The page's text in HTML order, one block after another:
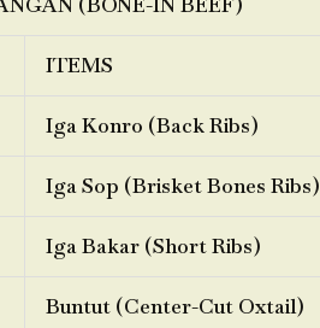
ITEMS
Iga Konro (Back Ribs)
Iga Sop (Brisket Bones Ribs)
Iga Bakar (Short Ribs)
Buntut (Center-Cut Oxtail)